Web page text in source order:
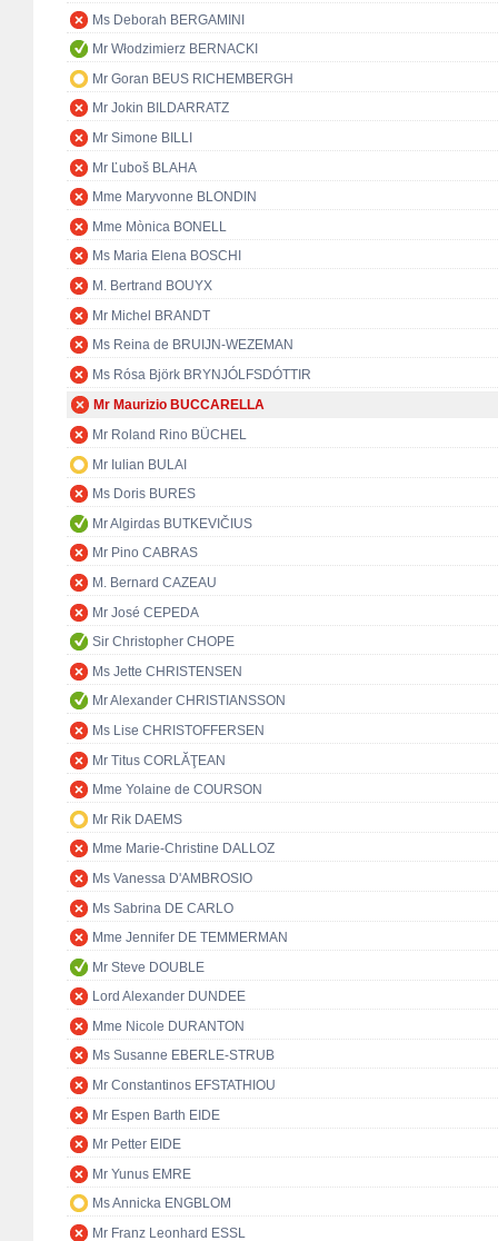
Ms Deborah BERGAMINI
Mr Włodzimierz BERNACKI
Mr Goran BEUS RICHEMBERGH
Mr Jokin BILDARRATZ
Mr Simone BILLI
Mr Ľuboš BLAHA
Mme Maryvonne BLONDIN
Mme Mònica BONELL
Ms Maria Elena BOSCHI
M. Bertrand BOUYX
Mr Michel BRANDT
Ms Reina de BRUIJN-WEZEMAN
Ms Rósa Björk BRYNJÓLFSDÓTTIR
Mr Maurizio BUCCARELLA
Mr Roland Rino BÜCHEL
Mr Iulian BULAI
Ms Doris BURES
Mr Algirdas BUTKEVIČIUS
Mr Pino CABRAS
M. Bernard CAZEAU
Mr José CEPEDA
Sir Christopher CHOPE
Ms Jette CHRISTENSEN
Mr Alexander CHRISTIANSSON
Ms Lise CHRISTOFFERSEN
Mr Titus CORLĂŢEAN
Mme Yolaine de COURSON
Mr Rik DAEMS
Mme Marie-Christine DALLOZ
Ms Vanessa D'AMBROSIO
Ms Sabrina DE CARLO
Mme Jennifer DE TEMMERMAN
Mr Steve DOUBLE
Lord Alexander DUNDEE
Mme Nicole DURANTON
Ms Susanne EBERLE-STRUB
Mr Constantinos EFSTATHIOU
Mr Espen Barth EIDE
Mr Petter EIDE
Mr Yunus EMRE
Ms Annicka ENGBLOM
Mr Franz Leonhard ESSL